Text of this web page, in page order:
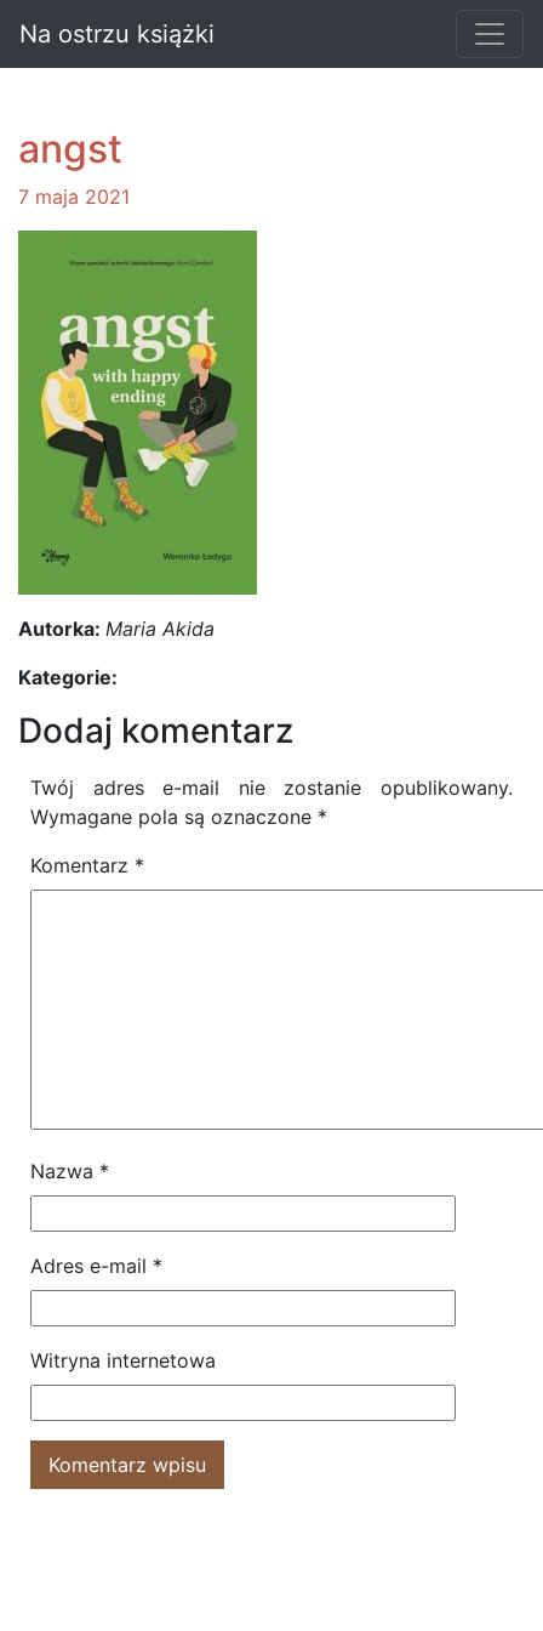
Na ostrzu książki
angst
7 maja 2021
Autorka: Maria Akida
Kategorie:
Dodaj komentarz
Twój adres e-mail nie zostanie opublikowany.
Wymagane pola są oznaczone *
Komentarz *
Nazwa *
Adres e-mail *
Witryna internetowa